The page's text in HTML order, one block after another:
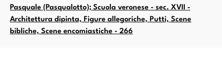
Pasquale (Pasqualotto); Scuola veronese - sec. XVII -
Architettura dipinta, Figure allegoriche, Putti, Scene
bibliche, Scene encomiastiche - 266